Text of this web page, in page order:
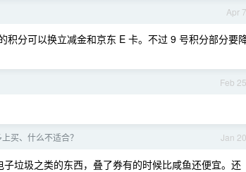
Apr 7
分可以换立减金和京东 E 卡。不过 9 号积分部分要
Feb 25
Jan 20
买、什么不适合？
垃圾之类的东西，叠了券有的时候比咸鱼还便宜。还